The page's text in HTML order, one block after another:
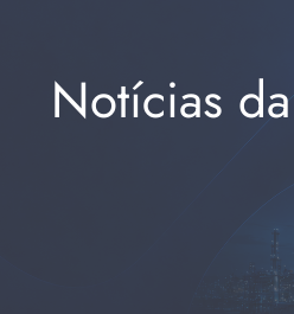
Notícias